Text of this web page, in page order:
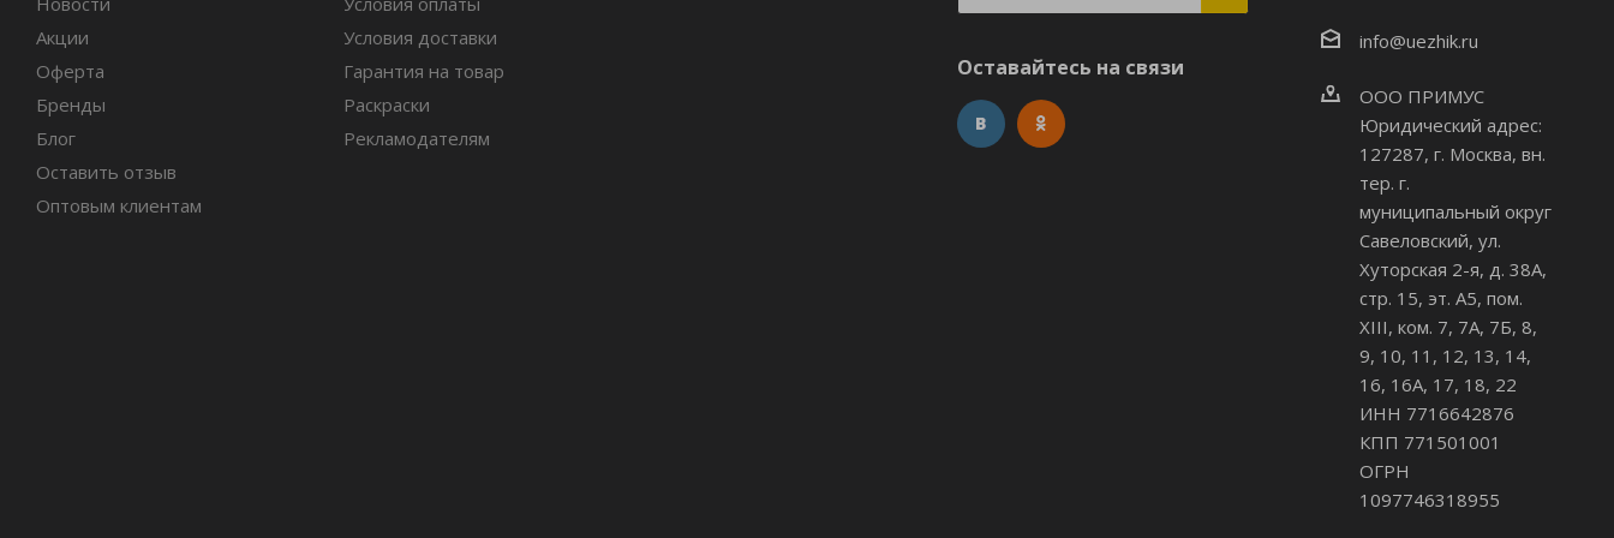
Акции
Оферта
Бренды
Блог
Оставить отзыв
Оптовым клиентам
Условия доставки
Гарантия на товар
Раскраски
Рекламодателям
Оставайтесь на связи
info@uezhik.ru
ООО ПРИМУС
Юридический адрес:
127287, г. Москва, вн.
тер. г.
муниципальный округ
Савеловский, ул.
Хуторская 2-я, д. 38А,
стр. 15, эт. А5, пом.
XIII, ком. 7, 7А, 7Б, 8,
9, 10, 11, 12, 13, 14,
16, 16А, 17, 18, 22
ИНН 7716642876
КПП 771501001
ОГРН
1097746318955